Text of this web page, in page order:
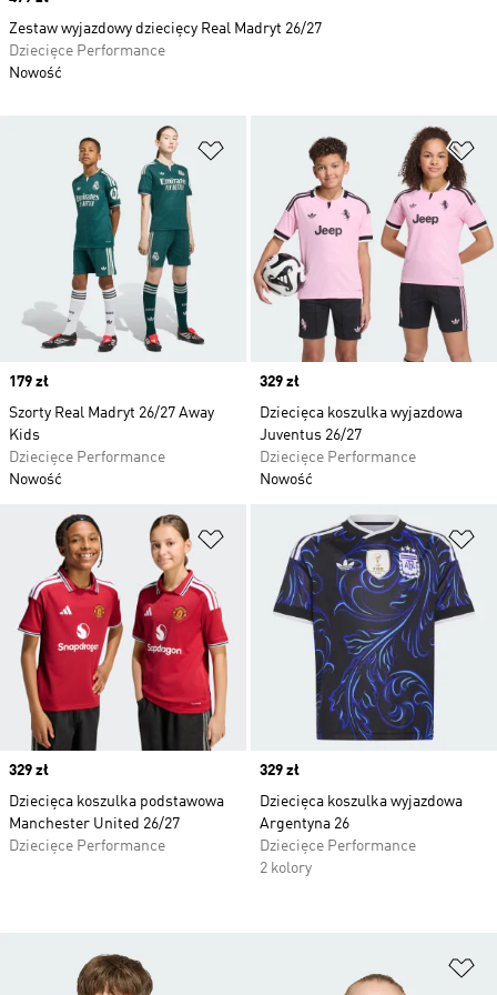
Dodaj do listy życzeń
Price
179 zł
Szorty Real Madryt 26/27 Away
Kids
Dziecięce Performance
Nowość
Price
329 zł
Dziecięca koszulka wyjazdowa
Juventus 26/27
Dziecięce Performance
Nowość
Dodaj do listy życzeń
Price
329 zł
Dziecięca koszulka podstawowa
Manchester United 26/27
Dziecięce Performance
Price
329 zł
Dziecięca koszulka wyjazdowa
Argentyna 26
Dziecięce Performance
2 kolory
Zestaw wyjazdowy dziecięcy Real Madryt 26/27
Dziecięce Performance
Nowość